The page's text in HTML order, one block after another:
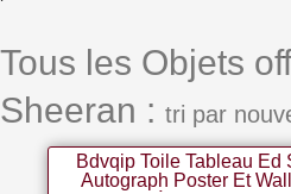
Tous les Objets
Sheeran : tri par
Bdvqip Toile Tableau
Autograph Poster Et